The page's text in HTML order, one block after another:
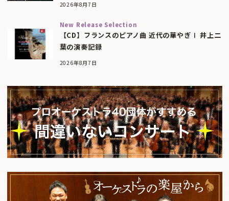
2026年8月7日
New Release Selection
【CD】フランスのピアノ曲 近代の華やぎⅠ 井上二
葉の演奏記録
2026年8月7日